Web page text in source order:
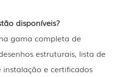
disponíveis?
gama completa de
estruturais, lista de
e certificados